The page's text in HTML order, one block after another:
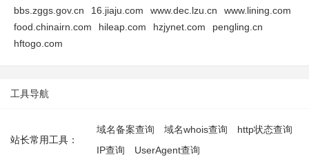
bbs.zggs.gov.cn
16.jiaju.com www.dec.lzu.cn
www.lining.com
food.chinairn.com
hileap.com hzjynet.com
pengling.cn
hftogo.com
工具导航
站长常用工具：
域名备案查询 域名whois查询
http状态查询
IP查询
UserAgent查询